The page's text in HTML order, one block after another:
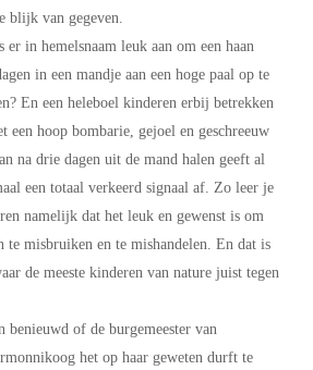
blijk van gegeven.
er in hemelsnaam leuk aan om een haan
in een mandje aan een hoge paal op te
En een heleboel kinderen erbij betrekken
een hoop bombarie, gejoel en geschreeuw
na drie dagen uit de mand halen geeft al
een totaal verkeerd signaal af. Zo leer je
namelijk dat het leuk en gewenst is om
te misbruiken en te mishandelen. En dat is
de meeste kinderen van nature juist tegen
benieuwd of de burgemeester van
het op haar geweten durft te